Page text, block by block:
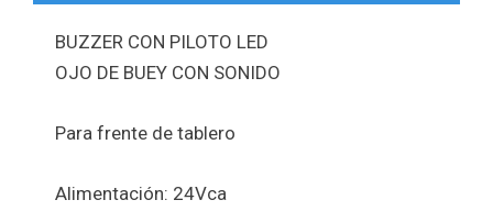
BUZZER CON PILOTO LED
OJO DE BUEY CON SONIDO
Para frente de tablero
Alimentación: 24Vca